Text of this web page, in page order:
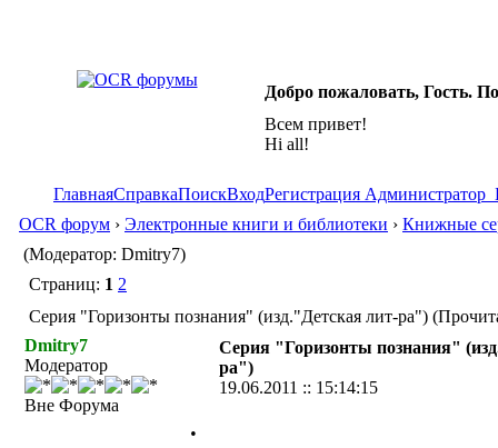
Добро пожаловать, Гость.
Всем привет!
Hi all!
ГлавнаяСправкаПоискВходРегистрация Администратор
OCR форум › Электронные книги и библиотеки › Книжные
(Модератор: Dmitry7)
Страниц: 1 2
Серия "Горизонты познания" (изд."Детская лит-ра")
Dmitry7
Модератор
Вне Форума
Серия "Горизонты познания"
ра")
19.06.2011 :: 15:14:15
.